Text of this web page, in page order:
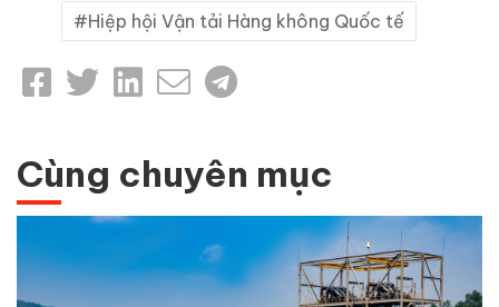
Hiệp hội Vận tải Hàng không Quốc tế
Cùng chuyên mục